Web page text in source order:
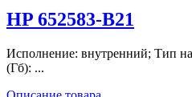
HP 652583-B21
Исполнение: внутренний; Тип
(Гб): ...